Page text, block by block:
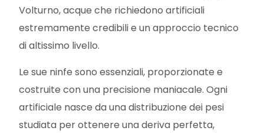
Volturno, acque che richiedono artificiali
estremamente credibili e un approccio tecnico
di altissimo livello.
Le sue ninfe sono essenziali, proporzionate e
costruite con una precisione maniacale. Ogni
artificiale nasce da una distribuzione dei pesi
studiata per ottenere una deriva perfetta,